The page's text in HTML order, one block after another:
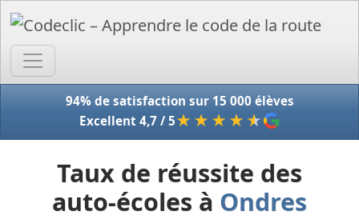
94% de satisfaction sur 15 000 élèves
Excellent 4,7 / 5★★★★ ★
Taux de réussite des
auto-écoles à Ondres